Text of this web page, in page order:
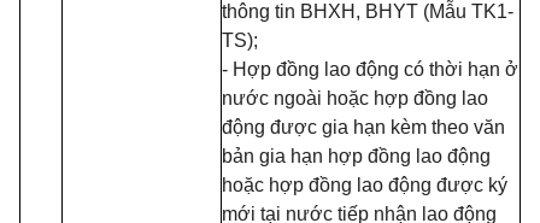
thông tin BHXH, BHYT (Mẫu TK1-
TS);
- Hợp đồng lao động có thời hạn ở
nước ngoài hoặc hợp đồng lao
động được gia hạn kèm theo văn
bản gia hạn hợp đồng lao động
hoặc hợp đồng lao động được ký
mới tại nước tiếp nhận lao động